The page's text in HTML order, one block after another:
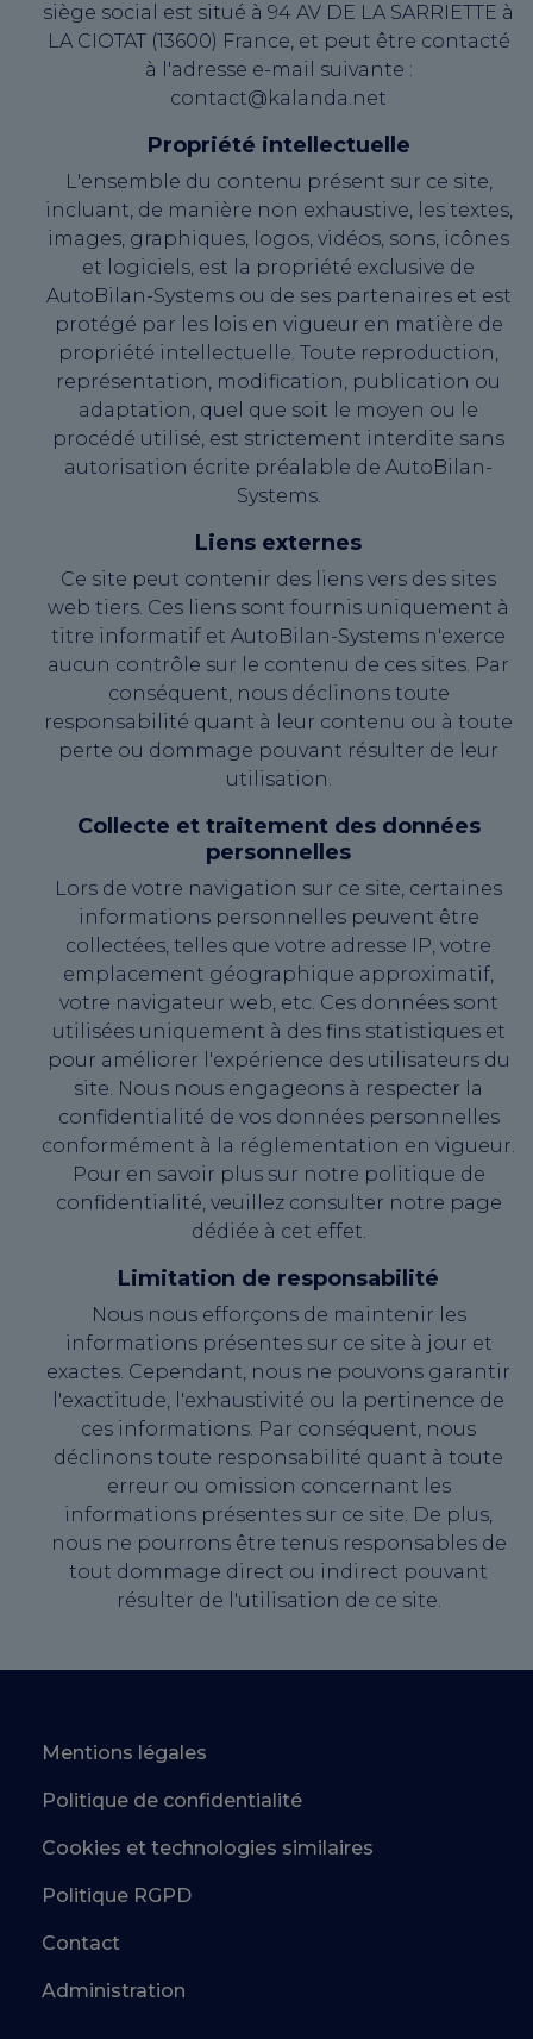
siège social est situé à 94 AV DE LA SARRIETTE à
LA CIOTAT (13600) France, et peut être contacté
à l'adresse e-mail suivante :
contact@kalanda.net
Propriété intellectuelle
L'ensemble du contenu présent sur ce site,
incluant, de manière non exhaustive, les textes,
images, graphiques, logos, vidéos, sons, icônes
et logiciels, est la propriété exclusive de
AutoBilan-Systems ou de ses partenaires et est
protégé par les lois en vigueur en matière de
propriété intellectuelle. Toute reproduction,
représentation, modification, publication ou
adaptation, quel que soit le moyen ou le
procédé utilisé, est strictement interdite sans
autorisation écrite préalable de AutoBilan-
Systems.
Liens externes
Ce site peut contenir des liens vers des sites
web tiers. Ces liens sont fournis uniquement à
titre informatif et AutoBilan-Systems n'exerce
aucun contrôle sur le contenu de ces sites. Par
conséquent, nous déclinons toute
responsabilité quant à leur contenu ou à toute
perte ou dommage pouvant résulter de leur
utilisation.
Collecte et traitement des données
personnelles
Lors de votre navigation sur ce site, certaines
informations personnelles peuvent être
collectées, telles que votre adresse IP, votre
emplacement géographique approximatif,
votre navigateur web, etc. Ces données sont
utilisées uniquement à des fins statistiques et
pour améliorer l'expérience des utilisateurs du
site. Nous nous engageons à respecter la
confidentialité de vos données personnelles
conformément à la réglementation en vigueur.
Pour en savoir plus sur notre politique de
confidentialité, veuillez consulter notre page
dédiée à cet effet.
Limitation de responsabilité
Nous nous efforçons de maintenir les
informations présentes sur ce site à jour et
exactes. Cependant, nous ne pouvons garantir
l'exactitude, l'exhaustivité ou la pertinence de
ces informations. Par conséquent, nous
déclinons toute responsabilité quant à toute
erreur ou omission concernant les
informations présentes sur ce site. De plus,
nous ne pourrons être tenus responsables de
tout dommage direct ou indirect pouvant
résulter de l'utilisation de ce site.
Mentions légales
Politique de confidentialité
Cookies et technologies similaires
Politique RGPD
Contact
Administration